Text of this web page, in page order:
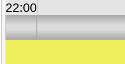
22:00